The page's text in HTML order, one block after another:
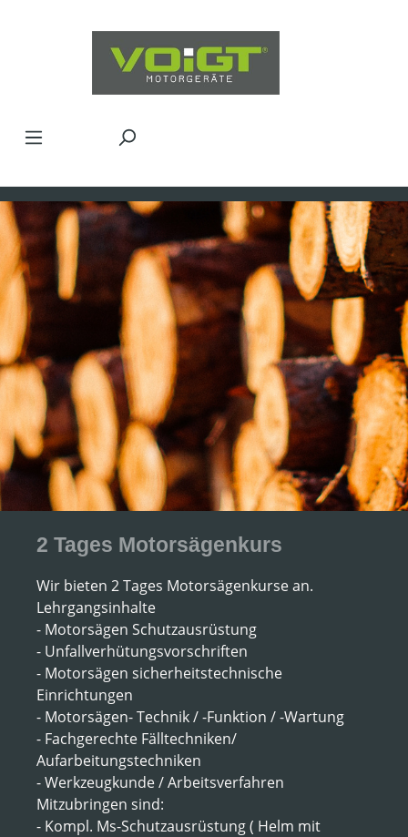
2 Tages Motorsägenkurs
Wir bieten 2 Tages Motorsägenkurse an.
Lehrgangsinhalte
- Motorsägen Schutzausrüstung
- Unfallverhütungsvorschriften
- Motorsägen sicherheitstechnische
Einrichtungen
- Motorsägen- Technik / -Funktion / -Wartung
- Fachgerechte Fälltechniken/
Aufarbeitungstechniken
- Werkzeugkunde / Arbeitsverfahren
Mitzubringen sind:
- Kompl. Ms-Schutzausrüstung ( Helm mit